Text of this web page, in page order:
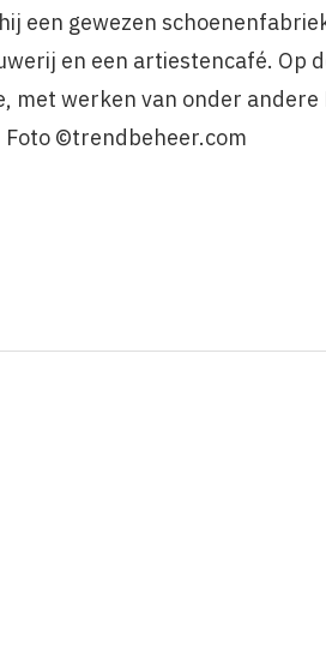
een gewezen
en een artiestencafé. Op
met werken van onder andere
Foto ©trendbeheer.com